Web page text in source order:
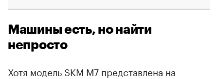
Машины есть, но найти
непросто
Хотя модель SKM M7 представлена на